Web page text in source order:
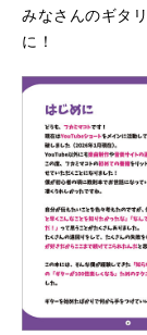
みなさんのギタ
に！